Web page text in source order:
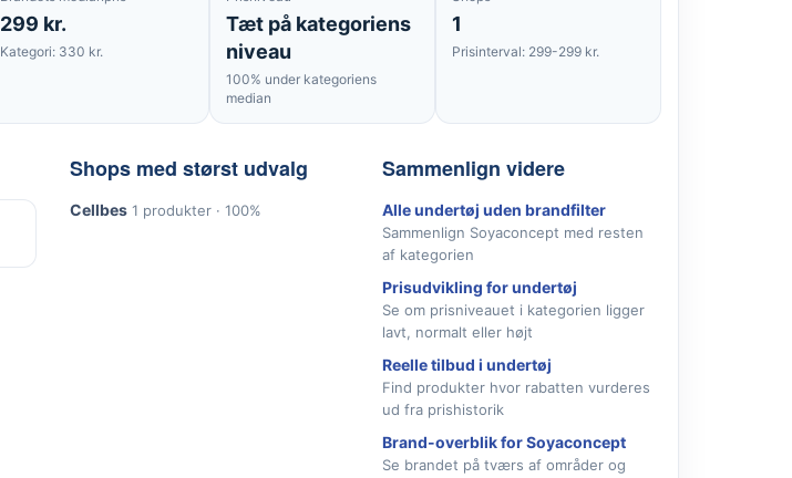
299 kr.
Kategori: 330 kr.
Tæt på kategoriens
niveau
100% under kategoriens
median
1
Prisinterval: 299-299 kr.
Shops med størst udvalg
Cellbes 1 produkter · 100%
Sammenlign videre
Alle undertøj uden brandfilter
Sammenlign Soyaconcept med resten
af kategorien
Prisudvikling for undertøj
Se om prisniveauet i kategorien ligger
lavt, normalt eller højt
Reelle tilbud i undertøj
Find produkter hvor rabatten vurderes
ud fra prishistorik
Brand-overblik for Soyaconcept
Se brandet på tværs af områder og